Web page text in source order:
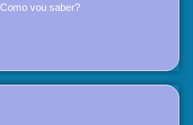
Como vou saber?